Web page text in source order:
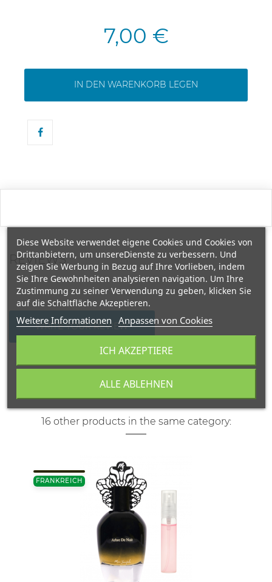
7,00 €
IN DEN WARENKORB LEGEN
REVIEWS
WRITE YOUR REVIEW
16 other products in the same category:
FRANKREICH
Diese Website verwendet eigene Cookies und Cookies von
Drittanbietern, um unsereDienste zu verbessern. Und
zeigen Sie Werbung in Bezug auf Ihre Vorlieben, indem
Sie Ihre Gewohnheiten analysieren navigation. Um Ihre
Zustimmung zu seiner Verwendung zu geben, klicken Sie
auf die Schaltfläche Akzeptieren.
Weitere Informationen Anpassen von Cookies
ALLE ABLEHNEN
ICH AKZEPTIERE